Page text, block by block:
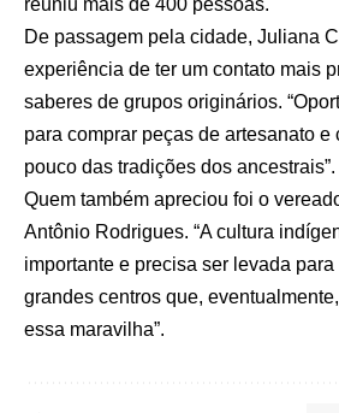
reuniu mais de 400 pessoas.
De passagem pela cidade, Juliana
experiência de ter um contato mais
saberes de grupos originários.
para comprar peças de artesanato e
pouco das tradições dos ancestrais”.
Quem também apreciou foi o
Antônio Rodrigues. “A cultura
importante e precisa ser levada
grandes centros que,
essa maravilha”.